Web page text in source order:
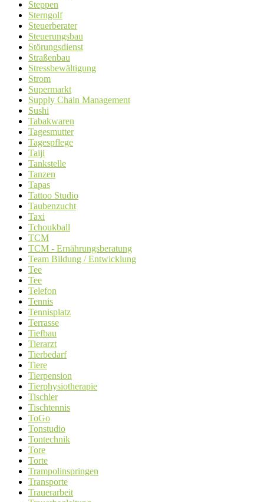
Steppen
Sterngolf
Steuerberater
Steuerungsbau
Störungsdienst
Straßenbau
Stressbewältigung
Strom
Supermarkt
Supply Chain Management
Sushi
Tabakwaren
Tagesmutter
Tagespflege
Taiji
Tankstelle
Tanzen
Tapas
Tattoo Studio
Taubenzucht
Taxi
Tchoukball
TCM
TCM - Ernährungsberatung
Team Bildung / Entwicklung
Tee
Tee
Telefon
Tennis
Tennisplatz
Terrasse
Tiefbau
Tierarzt
Tierbedarf
Tiere
Tierpension
Tierphysiotherapie
Tischler
Tischtennis
ToGo
Tonstudio
Tontechnik
Tore
Torte
Trampolinspringen
Transporte
Trauerarbeit